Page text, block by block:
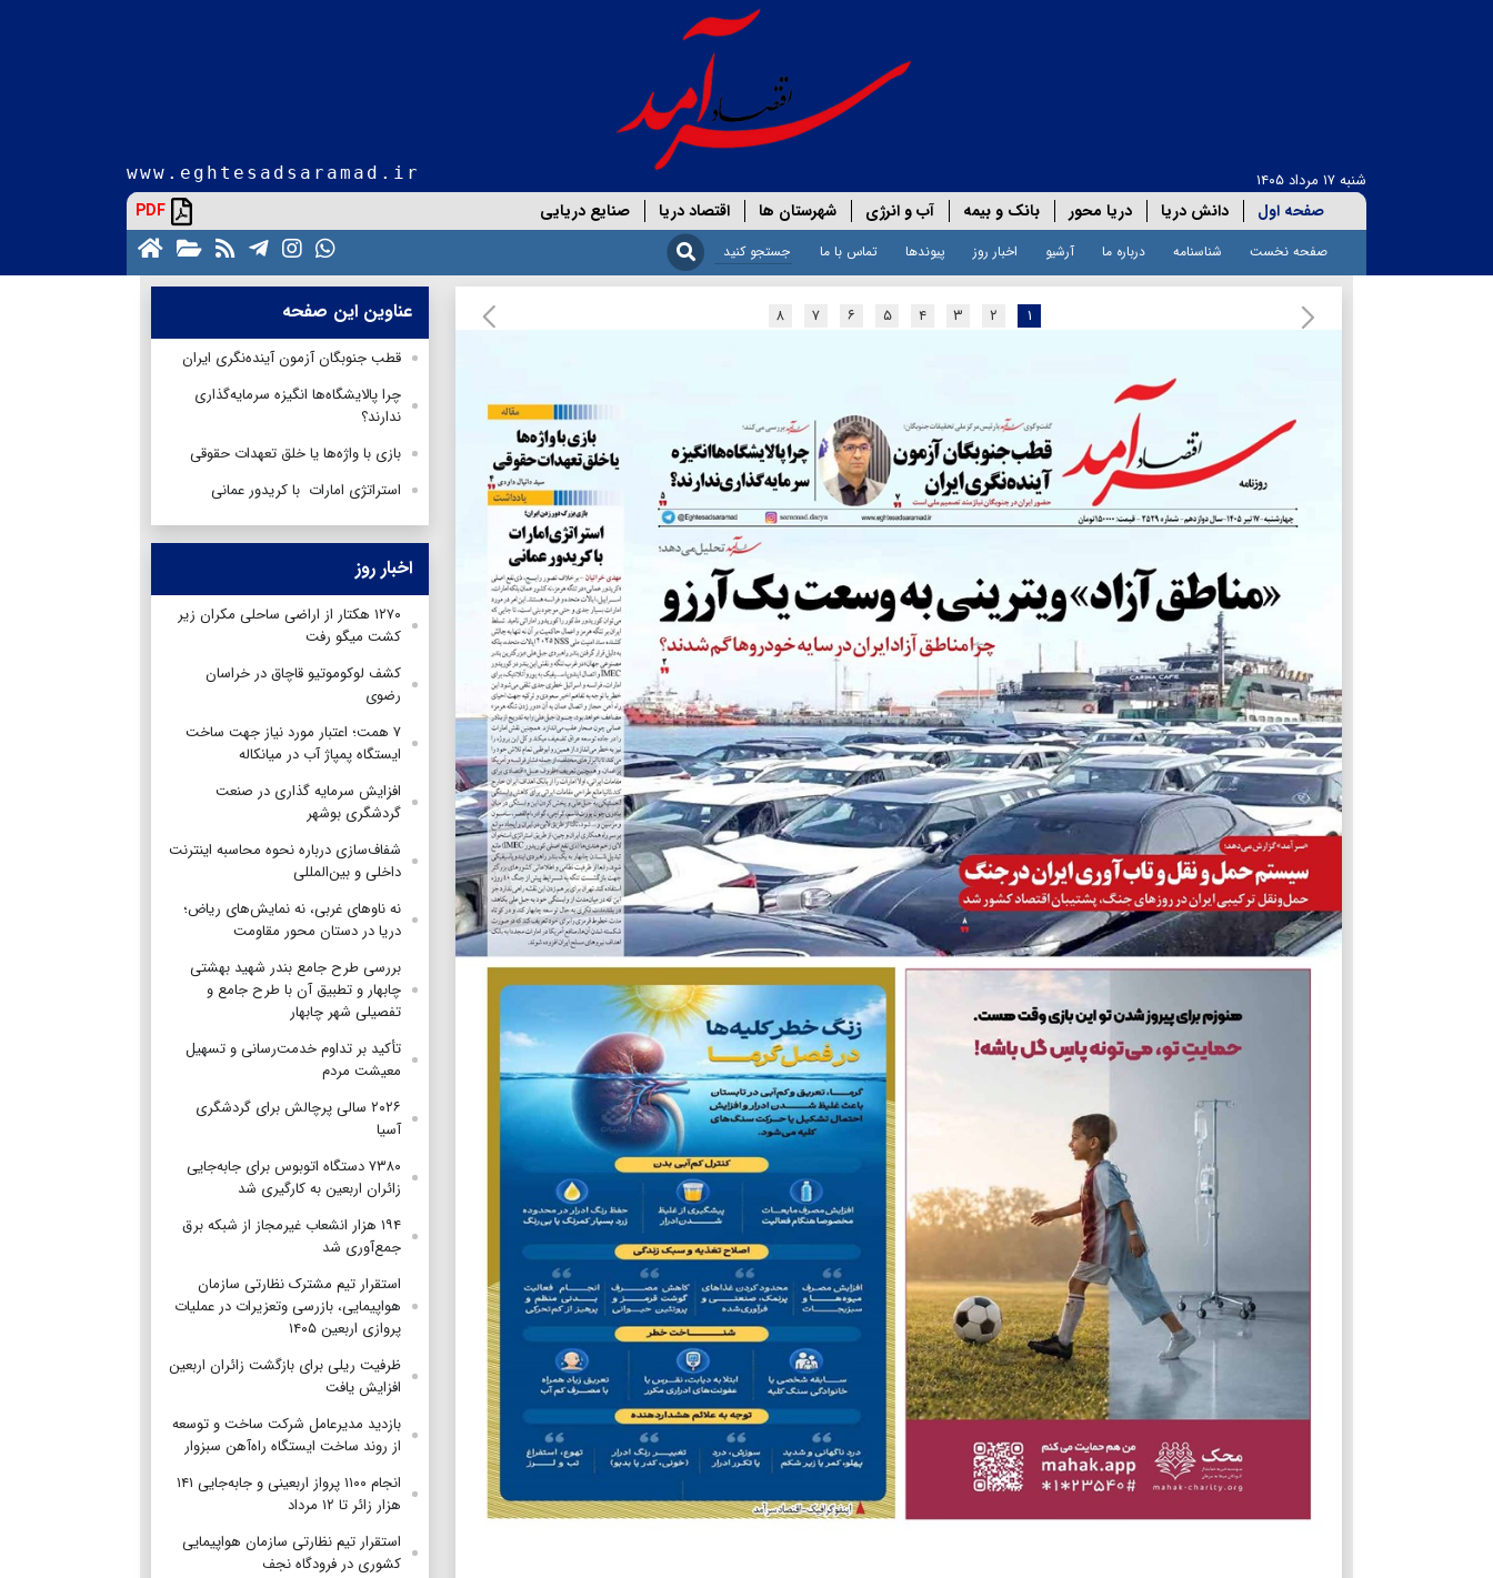
شنبه ۱۷ مرداد ۱۴۰۵ www.eghtesadsaramad.ir
صفحه اول دانش دریا دریا محور بانک و بیمه آب و انرژی شهرستان ها اقتصاد دریا صنایع دریایی PDF
صفحه نخست شناسنامه درباره ما آرشیو اخبار روز پیوندها تماس با ما
۱ ۲ ۳ ۴ ۵ ۶ ۷ ۸ عناوین این صفحه
قطب جنوبگان آزمون آینده‌نگری ایران
چرا پالایشگاه‌ها انگیزه سرمایه‌گذاری
ندارند؟
بازی با واژه‌ها یا خلق تعهدات حقوقی
استراتژی امارات با کریدور عمانی
اخبار روز
۱۲۷۰ هکتار از اراضی ساحلی مکران زیر
کشت میگو رفت
کشف لوکوموتیو قاچاق در خراسان
رضوی
۷ همت؛ اعتبار مورد نیاز جهت ساخت
ایستگاه پمپاژ آب در میانکاله
افزایش سرمایه گذاری در صنعت
گردشگری بوشهر
شفاف‌سازی درباره نحوه محاسبه اینترنت
داخلی و بین‌المللی
نه ناوهای غربی، نه نمایش‌های ریاض؛
دریا در دستان محور مقاومت
بررسی طرح جامع بندر شهید بهشتی
چابهار و تطبیق آن با طرح جامع و
تفصیلی شهر چابهار
تأکید بر تداوم خدمت‌رسانی و تسهیل
معیشت مردم
۲۰۲۶ سالی پرچالش برای گردشگری
آسیا
۷۳۸۰ دستگاه اتوبوس برای جابه‌جایی
زائران اربعین به‌ کارگیری شد
۱۹۴ هزار انشعاب غیرمجاز از شبکه برق
جمع‌آوری شد
استقرار تیم مشترک نظارتی سازمان
هواپیمایی، بازرسی وتعزیرات در عملیات
پروازی اربعین ۱۴۰۵
ظرفیت ریلی برای بازگشت زائران اربعین
افزایش یافت
بازدید مدیرعامل شرکت ساخت و توسعه
از روند ساخت ایستگاه راه‌آهن سبزوار
انجام ۱۱۰۰ پرواز اربعینی و جابه‌جایی ۱۴۱
هزار زائر تا ۱۲ مرداد
استقرار تیم‌ نظارتی سازمان هواپیمایی
کشوری در فرودگاه نجف